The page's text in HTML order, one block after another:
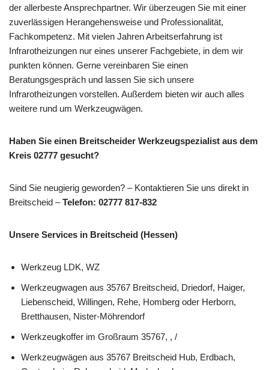
der allerbeste Ansprechpartner. Wir überzeugen Sie mit einer
zuverlässigen Herangehensweise und Professionalität,
Fachkompetenz. Mit vielen Jahren Arbeitserfahrung ist
Infrarotheizungen nur eines unserer Fachgebiete, in dem wir
punkten können. Gerne vereinbaren Sie einen
Beratungsgespräch und lassen Sie sich unsere
Infrarotheizungen vorstellen. Außerdem bieten wir auch alles
weitere rund um Werkzeugwägen.
Haben Sie einen Breitscheider Werkzeugspezialist aus dem
Kreis 02777 gesucht?
Sind Sie neugierig geworden? – Kontaktieren Sie uns direkt in
Breitscheid –Telefon: 02777 817-832
Unsere Services in Breitscheid (Hessen)
Werkzeug LDK, WZ
Werkzeugwagen aus 35767 Breitscheid, Driedorf, Haiger,
Liebenscheid, Willingen, Rehe, Homberg oder Herborn,
Bretthausen, Nister-Möhrendorf
Werkzeugkoffer im Großraum 35767, , /
Werkzeugwägen aus 35767 Breitscheid Hub, Erdbach,